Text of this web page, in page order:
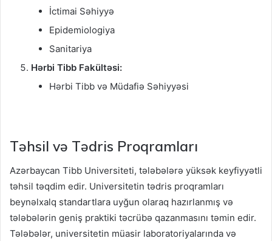
İctimai Səhiyyə
Epidemiologiya
Sanitariya
Hərbi Tibb Fakültəsi:
Hərbi Tibb və Müdafiə Səhiyyəsi
Təhsil və Tədris Proqramları
Azərbaycan Tibb Universiteti, tələbələrə yüksək keyfiyyətli
təhsil təqdim edir. Universitetin tədris proqramları
beynəlxalq standartlara uyğun olaraq hazırlanmış və
tələbələrin geniş praktiki təcrübə qazanmasını təmin edir.
Tələbələr, universitetin müasir laboratoriyalarında və